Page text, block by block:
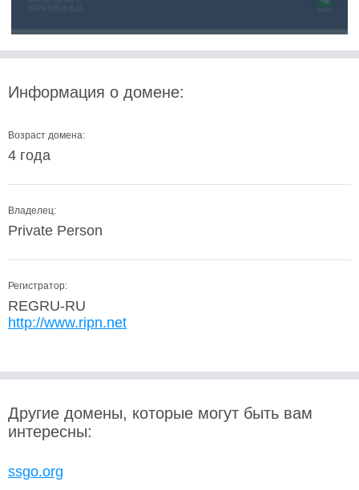
Информация о домене:
Возраст домена:
4 года
Владелец:
Private Person
Регистратор:
REGRU-RU
http://www.ripn.net
Другие домены, которые могут быть вам
интересны:
ssgo.org